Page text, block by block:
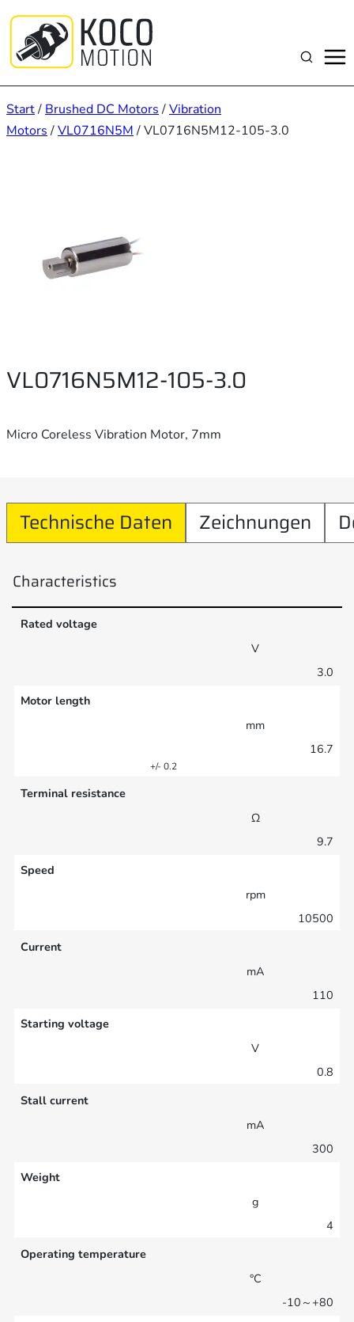
Inhalt
springen
Suchen
Start/ Brushed DC Motors /Vibration
Motors /VL0716N5M / VL0716N5M12-105-3.0
VL0716N5M12-105-3.0
Micro Coreless Vibration Motor, 7mm
Technische Daten Zeichnungen
Characteristics
Rated voltage
V
3.0
Motor length
mm
16.7
+/- 0.2
Terminal resistance
Ω
9.7
Speed
rpm
10500
Current
mA
110
Starting voltage
V
0.8
Stall current
mA
300
Weight
g
4
Operating temperature
°C
-10～+80